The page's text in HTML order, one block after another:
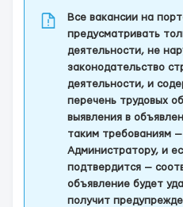
Все вакансии на
предусматривать
деятельности, не
законодательство
деятельности, и
перечень трудовых
выявления в
таким требованиям
Администратору, и
подтвердится —
объявление будет
получит